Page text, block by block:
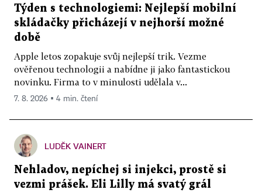
Týden s technologiemi: Nejlepší mobilní
skládačky přicházejí v nejhorší možné
době
Apple letos zopakuje svůj nejlepší trik. Vezme
ověřenou technologii a nabídne ji jako fantastickou
novinku. Firma to v minulosti udělala v...
7. 8. 2026 ▪ 4 min. čtení
LUDĚK VAINERT
Nehladov, nepíchej si injekci, prostě si
vezmi prášek. Eli Lilly má svatý grál